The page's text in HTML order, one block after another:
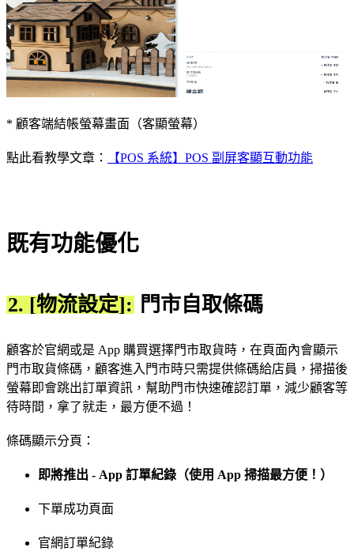
* 顧客端結帳螢幕畫面（客顯螢幕）
點此看教學文章： 【POS 系統】POS 副屏客顯互動功能
既有功能優化
2. [物流設定]: 門市自取條碼
顧客於官網或是 App 購買選擇門市取貨時，在頁面內會顯示
門市取貨條碼，顧客進入門市時只需提供條碼給店員，掃描後
螢幕即會跳出訂單資訊，幫助門市快速確認訂單，減少顧客等
待時間，拿了就走，最方便不過！
條碼顯示分頁：
即將推出 - App 訂單紀錄（使用 App 掃描最方便！）
下單成功頁面
官網訂單紀錄